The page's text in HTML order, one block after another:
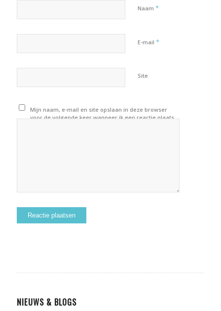
Naam *
E-mail *
Site
Mijn naam, e-mail en site opslaan in deze browser
voor de volgende keer wanneer ik een reactie plaats.
NIEUWS & BLOGS